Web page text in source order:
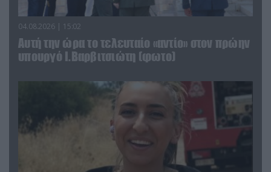
04.08.2026 | 15:02
Αυτή την ώρα το τελευταίο «αντίο» στον πρώην
υπουργό Ι.Βαρβιτσιώτη (φωτο)